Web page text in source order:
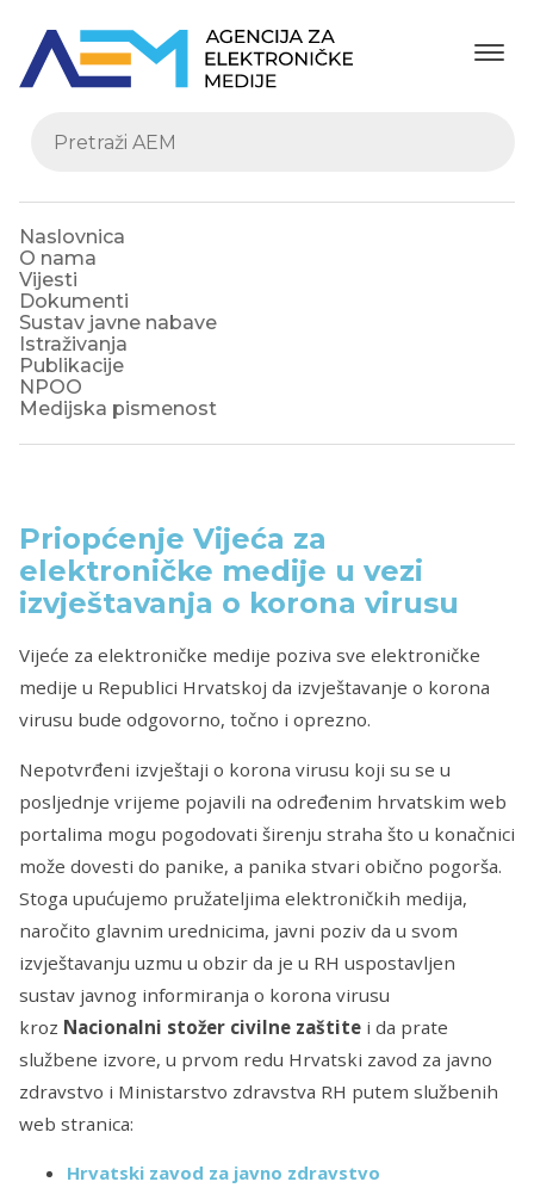
Naslovnica
O nama
Vijesti
Dokumenti
Sustav javne nabave
Istraživanja
Publikacije
NPOO
Medijska pismenost
Priopćenje Vijeća za
elektroničke medije u vezi
izvještavanja o korona virusu
Vijeće za elektroničke medije poziva sve elektroničke
medije u Republici Hrvatskoj da izvještavanje o korona
virusu bude odgovorno, točno i oprezno.
Nepotvrđeni izvještaji o korona virusu koji su se u
posljednje vrijeme pojavili na određenim hrvatskim web
portalima mogu pogodovati širenju straha što u konačnici
može dovesti do panike, a panika stvari obično pogorša.
Stoga upućujemo pružateljima elektroničkih medija,
naročito glavnim urednicima, javni poziv da u svom
izvještavanju uzmu u obzir da je u RH uspostavljen
sustav javnog informiranja o korona virusu
kroz Nacionalni stožer civilne zaštite i da prate
službene izvore, u prvom redu Hrvatski zavod za javno
zdravstvo i Ministarstvo zdravstva RH putem službenih
web stranica:
Hrvatski zavod za javno zdravstvo